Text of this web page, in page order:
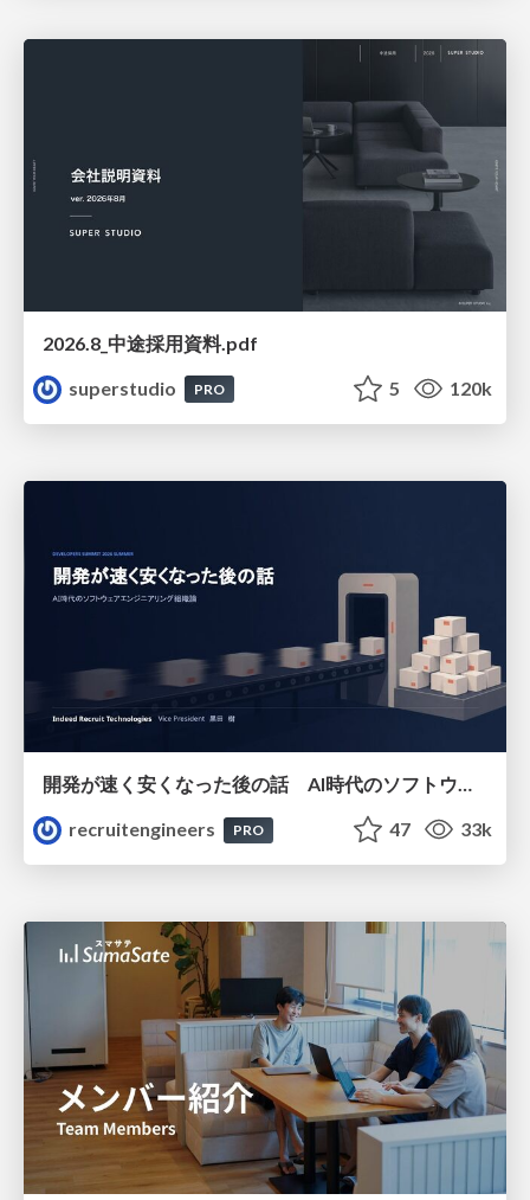
2026.8_中途採用資料.pdf
superstudio
PRO 5 120k
開発が速く安くなった後の話 AI時代のソフトウェアエンジニアリング組織論 #devsumi
recruitengineers
PRO 47 33k